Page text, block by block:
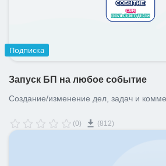
Подписка
Запуск БП на любое событие
Создание/изменение дел, задач и
(0) (812)